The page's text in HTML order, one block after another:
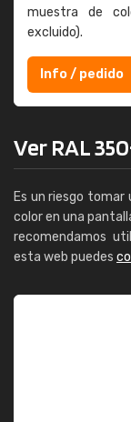
muestra de
excluido).
Info / pedido
Ver RAL
Es un riesgo tomar
color en una
recomendamos
esta web puedes